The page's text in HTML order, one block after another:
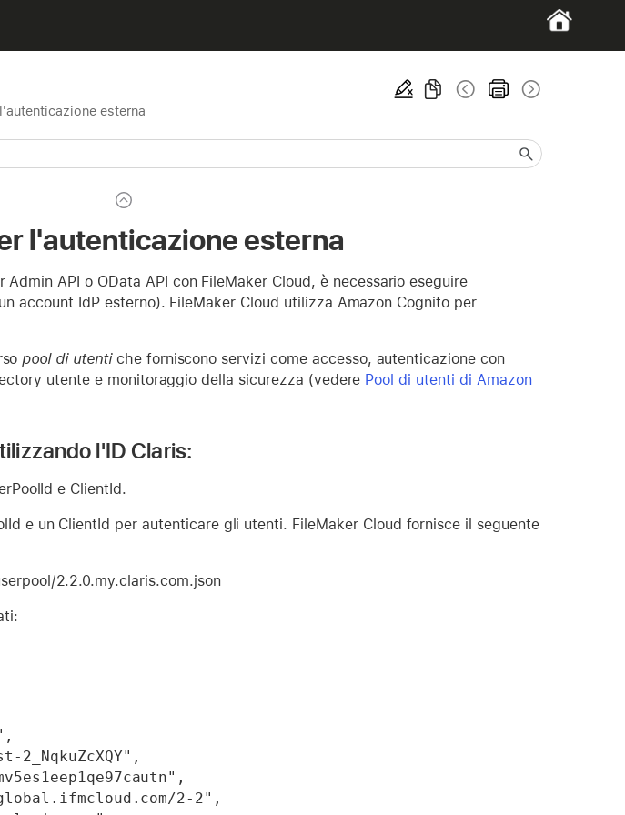
esterna
l'autenticazione esterna
API o OData API con FileMaker Cloud, è necessario eseguire
account IdP esterno). FileMaker Cloud utilizza Amazon Cognito per
pool di utentiche forniscono servizi come accesso, autenticazione con
utente e monitoraggio della sicurezza (vedere Pool di utenti di Amazon
l'ID Claris:
e ClientId.
e un ClientId per autenticare gli utenti. FileMaker Cloud fornisce il seguente
2.2.0.my.claris.com.json